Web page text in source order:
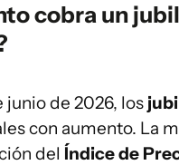
cobra un
junio de 2026, los
con aumento. La
del Índice de